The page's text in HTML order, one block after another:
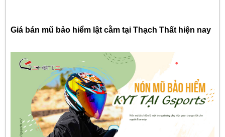
Giá bán mũ bảo hiểm lật cằm tại Thạch Thất hiện nay